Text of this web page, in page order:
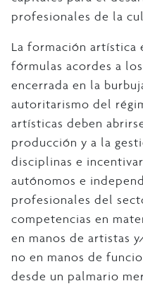
profesionales de la
La formación artística
fórmulas acordes a
encerrada en la
autoritarismo del
artísticas deben
producción y a la
disciplinas e
autónomos e
profesionales del
competencias en
en manos de artistas
no en manos de
desde un palmario